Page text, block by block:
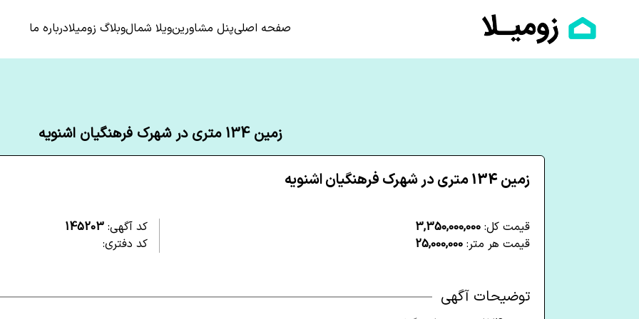
صفحه اصلیپنل مشاورینویلا شمالوبلاگ زومیلادرباره ما
زمین 134 متری در شهرک فرهنگیان اشنویه
زمین 134 متری در شهرک فرهنگیان اشنویه
قیمت کل: 3,350,000,000
قیمت هر متر: 25,000,000
کد آگهی: 145203
کد دفتری:
توضیحات آگهی